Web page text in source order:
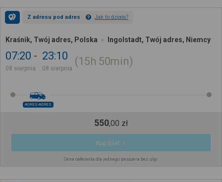
Z adresu pod adres Jak to działa?
Kraśnik, Twój adres, Polska Ingolstadt, Twój adres, Niemcy
07:20
08 sierpnia
23:10
08 sierpnia
15h 50min
ADRES-ADRES
550,00 zł
Kup Bilet
Cena całkowita dla jednego pasażera bez ulgi